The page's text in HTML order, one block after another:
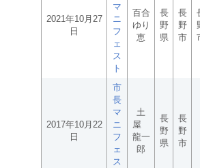
2021年10月27
日
マ
ニ
フ
ェ
ス
ト
百合
ゆり
恵
長
野
県
長
野
市
2017年10月22
日
市
長
マ
ニ
フ
ェ
ス
土
屋
龍一
郎
長
野
県
長
野
市